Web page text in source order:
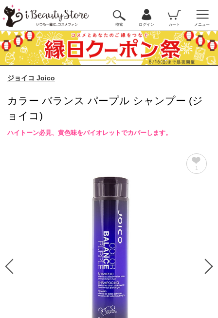
検索 ログイン カート メニュー
ジョイコ Joico
カラー バランス パープル シャンプー (ジ
ョイコ)
ハイトーン必見、黄色味をバイオレットでカバーします。
1